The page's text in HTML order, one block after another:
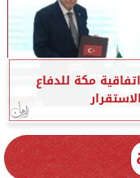
مكة للدفاع